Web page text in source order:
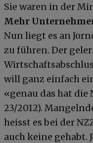
Sie waren in der
Mehr
Nun liegt es an
zu führen. Der
will ganz einfach
«genau das hat die
23/2012).
heisst es bei der
auch keine